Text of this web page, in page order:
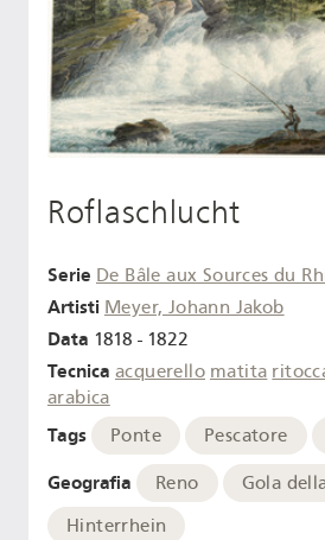
Roflaschlucht
Serie De Bâle aux Sources du
Artisti Meyer, Johann Jakob
Data 1818 - 1822
Tecnica acquerello matita
arabica
Tags Ponte Pescatore
Geografia Reno
Gola
Hinterrhein